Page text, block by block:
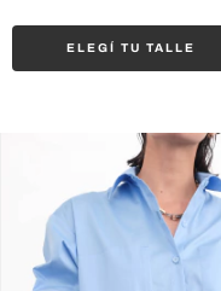
ELEGÍ TU TALLE